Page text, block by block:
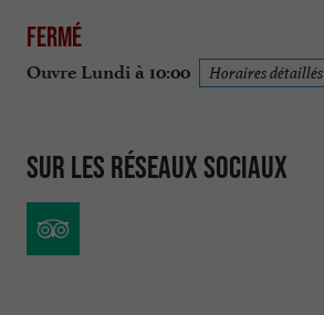
Fermé
Ouvre Lundi à 10:00 Horaires détaillés
Sur les réseaux sociaux